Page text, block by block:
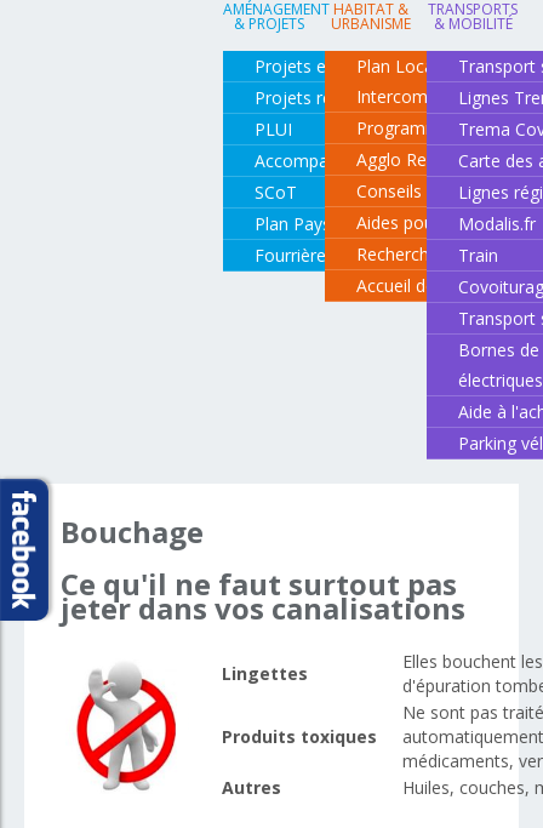
AMÉNAGEMENT
& PROJETS
Projets en cours
Projets réalisés
PLUI
Accompagnement de projets
SCoT
Plan Paysage
Fourrière animale
HABITAT &
URBANISME
Plan Local d'Urbanisme
Intercommunal
Programme local de
Agglo Renov
Conseils pour rénover
Aides pour rénover
Recherche d'un
Accueil des gens du
TRANSPORTS
& MOBILITÉ
Transport
Lignes
Trema
Carte des
Lignes
Modalis.fr
Train
Transport
Bornes
électriques
Aide à
Parking
Bouchage
Ce qu'il ne faut surtout pas
jeter dans vos canalisations
Lingettes
Elles bouchent
d'épuration
Produits toxiques
Ne sont pas
médicaments,
Autres
Huiles, couches,